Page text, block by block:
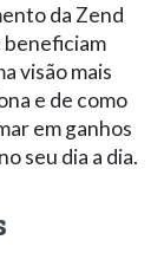
da Zend
beneficiam
visão mais
e de como
em ganhos
seu dia a dia.